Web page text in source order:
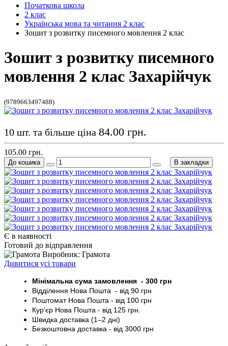
Початкова школа
2 клас
Українська мова та читання 2 клас
Зошит з розвитку писемного мовлення 2 клас
Зошит з розвитку писемного
мовлення 2 клас Захарійчук
(9789663497488)
Є в наявності
Готовий до відправлення
Виробник: Грамота
Дивитися усі товари
Мінімальна сума замовлення - 300 грн
Відділення Нова Пошта - від 90 грн
ПоштоматНова Пошта - від 100 грн
Кур’єр Нова Пошта - від 125 грн.
Швидка доставка (1–2 дні)
Безкоштовна доставка - від 3000 грн
10 шт. та більше ціна 84.00 грн.
105.00 грн.
До кошика В закладки